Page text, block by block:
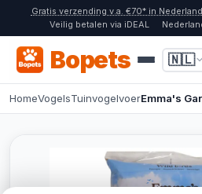
Gratis verzending v.a. €70* in Nederland
Veilig betalen via iDEAL
Bopets 🇳🇱
HomeVogelsTuinvogelvoerEmma's